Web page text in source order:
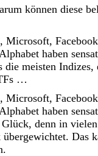
können diese
Microsoft,
haben
die meisten Indizes,
…
Microsoft,
haben
denn in
Das